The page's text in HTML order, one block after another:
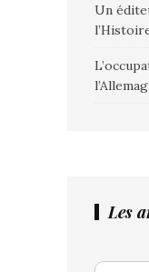
Un
Les